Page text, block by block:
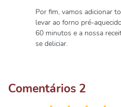
Por fim, vamos adicionar
levar ao forno pré-
60 minutos e a nossa
se deliciar.
Comentários 2